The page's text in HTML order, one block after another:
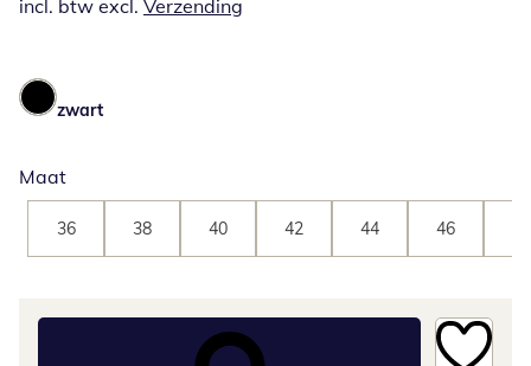
incl. btw excl. Verzending
zwart
Maat
36 38 40 42 44 46